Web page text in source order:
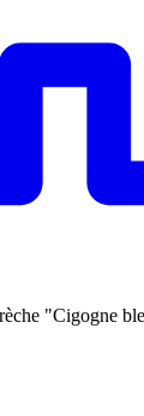
"Cigogne